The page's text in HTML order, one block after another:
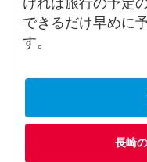
できるだけ早めに
す。
長崎